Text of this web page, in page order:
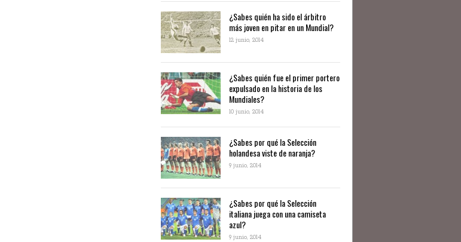
¿Sabes quién ha sido el árbitro
más joven en pitar en un Mundial?
12 junio, 2014
¿Sabes quién fue el primer portero
expulsado en la historia de los
Mundiales?
10 junio, 2014
​¿Sabes por qué la Selección
holandesa viste de naranja?
9 junio, 2014
¿Sabes por qué la Selección
italiana juega con una camiseta
azul?
9 junio, 2014